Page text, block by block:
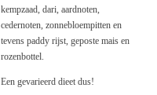
kempzaad, dari, aardnoten,
cedernoten, zonnebloempitten en
tevens paddy rijst, geposte mais en
rozenbottel.
Een gevarieerd dieet dus!